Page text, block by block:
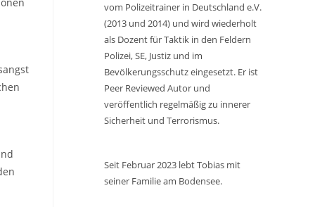
vom Polizeitrainer in Deutschland e.V.
(2013 und 2014) und wird wiederholt
als Dozent für Taktik in den Feldern
Polizei, SE, Justiz und im
Bevölkerungsschutz eingesetzt. Er ist
Peer Reviewed Autor und
veröffentlich regelmäßig zu innerer
Sicherheit und Terrorismus.
Seit Februar 2023 lebt Tobias mit
seiner Familie am Bodensee.